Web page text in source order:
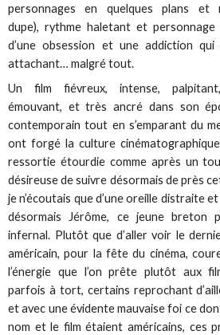
personnages en quelques plans et
dupe), rythme haletant et personnage
d’une obsession et une addiction
attachant… malgré tout.
Un film fiévreux, intense,
émouvant, et très ancré dans son
contemporain tout en s’emparant du
ont forgé la culture cinématographique
ressortie étourdie comme après un
désireuse de suivre désormais de près
je n’écoutais que d’une oreille distraite
désormais Jérôme, ce jeune breton
infernal. Plutôt que d’aller voir le
américain, pour la fête du cinéma,
l’énergie que l’on prête plutôt aux
parfois à tort, certains reprochant
et avec une évidente mauvaise foi ce
nom et le film étaient américains, ces